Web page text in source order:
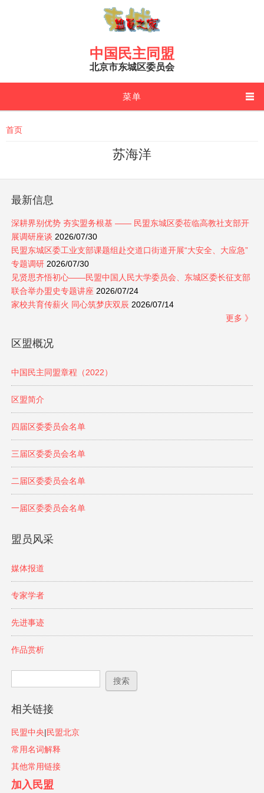
中国民主同盟
北京市东城区委员会
菜单
You are here
首页
苏海洋
最新信息
深耕界别优势 夯实盟务根基 —— 民盟东城区委莅临高教社支部开
展调研座谈 2026/07/30
民盟东城区委工业支部课题组赴交道口街道开展“大安全、大应急”
专题调研2026/07/30
见贤思齐悟初心——民盟中国人民大学委员会、东城区委长征支部
联合举办盟史专题讲座 2026/07/24
家校共育传薪火 同心筑梦庆双辰 2026/07/14
更多 》
区盟概况
中国民主同盟章程（2022）
区盟简介
四届区委委员会名单
三届区委委员会名单
二届区委委员会名单
一届区委委员会名单
盟员风采
媒体报道
专家学者
先进事迹
作品赏析
搜索表单
相关链接
民盟中央|民盟北京
常用名词解释
其他常用链接
加入民盟